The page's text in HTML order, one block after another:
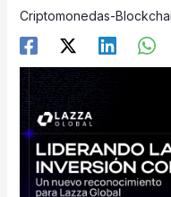
Criptomonedas-